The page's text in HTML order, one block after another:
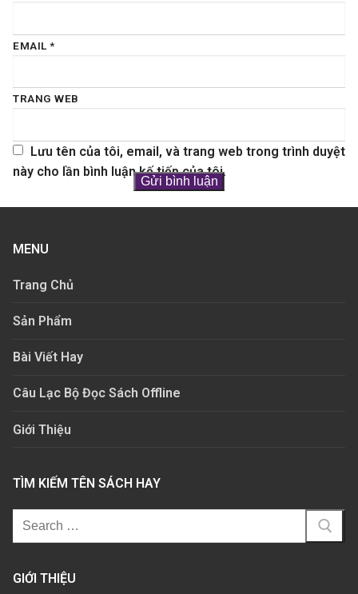
EMAIL *
TRANG WEB
Lưu tên của tôi, email, và trang web trong trình duyệt
này cho lần bình luận kế tiếp của tôi.
MENU
Trang Chủ
Sản Phẩm
Bài Viết Hay
Câu Lạc Bộ Đọc Sách Offline
Giới Thiệu
TÌM KIẾM TÊN SÁCH HAY
GIỚI THIỆU